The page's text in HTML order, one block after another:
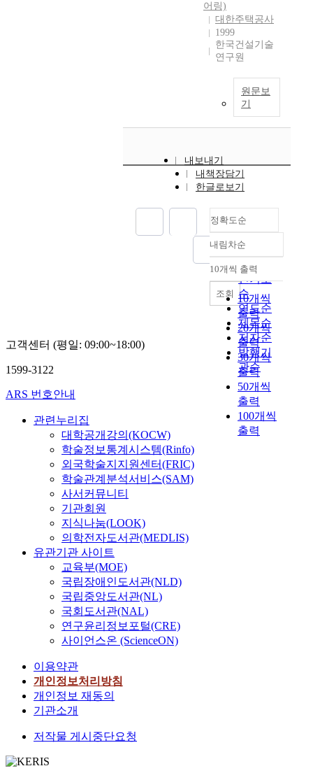
어링)
대한주택공사
1999
한국건설기술
연구원
원문보
기
내보내기
내책장담기
한글로보기
정확도순
정확도
순
인기도
순
연도순
제목순
저자순
발행기
관순
내림차순
내림차순
10개씩 출력
10개씩
출력
20개씩
출력
30개씩
출력
50개씩
출력
100개씩
출력
조회
고객센터 (평일: 09:00~18:00)
1599-3122
ARS 번호안내
관련누리집
대학공개강의(KOCW)
학술정보통계시스템(Rinfo)
외국학술지지원센터(FRIC)
학술관계분석서비스(SAM)
사서커뮤니티
기관회원
지식나눔(LOOK)
의학전자도서관(MEDLIS)
유관기관 사이트
교육부(MOE)
국립장애인도서관(NLD)
국립중앙도서관(NL)
국회도서관(NAL)
연구윤리정보포털(CRE)
사이언스온 (ScienceON)
이용약관
개인정보처리방침
개인정보 재동의
기관소개
저작물 게시중단요청